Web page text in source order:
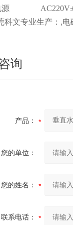
源
科文专业生产： ,电
询
产品：
您的单位：
您的姓名：
联系电话：